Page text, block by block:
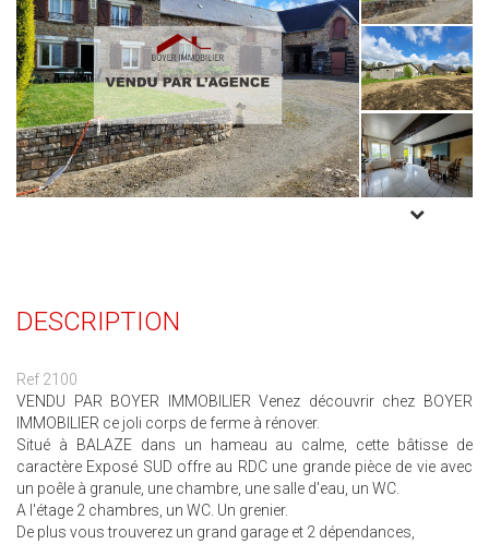
DESCRIPTION
Ref 2100
VENDU PAR BOYER IMMOBILIER Venez découvrir chez BOYER
IMMOBILIER ce joli corps de ferme à rénover.
Situé à BALAZE dans un hameau au calme, cette bâtisse de
caractère Exposé SUD offre au RDC une grande pièce de vie avec
un poêle à granule, une chambre, une salle d'eau, un WC.
A l'étage 2 chambres, un WC. Un grenier.
De plus vous trouverez un grand garage et 2 dépendances,